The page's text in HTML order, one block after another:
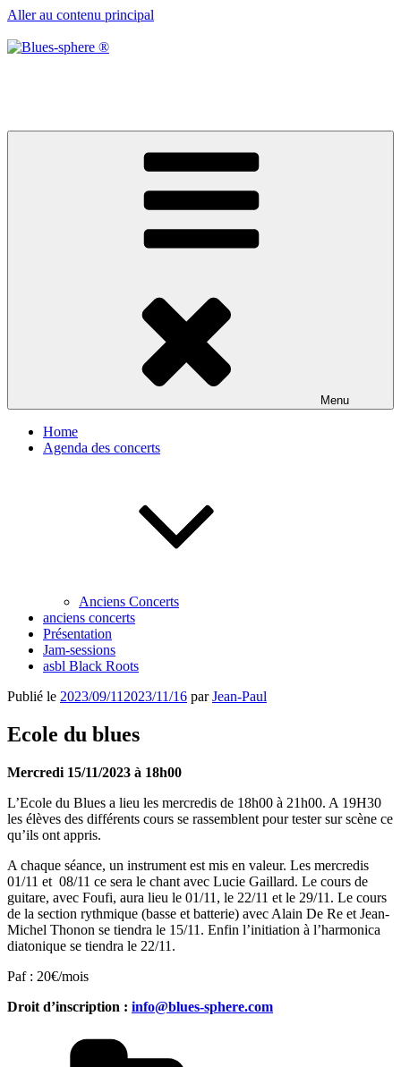
Aller au contenu principal
Menu
Home
Agenda des concerts
Anciens Concerts
anciens concerts
Présentation
Jam-sessions
asbl Black Roots
Publié le 2023/09/11 2023/11/16 parJean-Paul
Ecole du blues
Mercredi 15/11/2023 à 18h00
L’Ecole du Blues a lieu les mercredis de 18h00 à 21h00. A 19H30
les élèves des différents cours se rassemblent pour tester sur scène ce
qu’ils ont appris.
A chaque séance, un instrument est mis en valeur. Les mercredis
01/11 et 08/11 ce sera le chant avec Lucie Gaillard. Le cours de
guitare, avec Foufi, aura lieu le 01/11, le 22/11 et le 29/11. Le cours
de la section rythmique (basse et batterie) avec Alain De Re et Jean-
Michel Thonon se tiendra le 15/11. Enfin l’initiation à l’harmonica
diatonique se tiendra le 22/11.
Paf : 20€/mois
Droit d’inscription : info@blues-sphere.com